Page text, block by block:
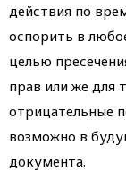
действия по
оспорить в
целью
прав или же для
отрицательные
возможно в
документа.